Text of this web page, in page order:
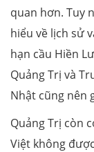
quan hơn. Tuy
hiểu về lịch sử
hạn cầu Hiền
Quảng Trị và
Nhật cũng nên
Quảng Trị còn
Việt không